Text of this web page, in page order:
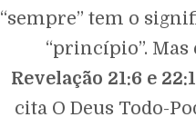
“sempre” tem o
“princípio”. Mas
Revelação 21:6 e
cita O Deus Todo-